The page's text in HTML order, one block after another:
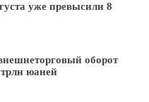
уже превысили 8
оборот
юаней